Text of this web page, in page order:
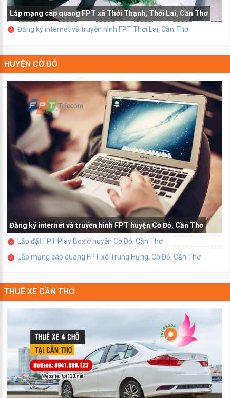
Lắp mạng cáp quang FPT xã Thới Thạnh, Thới Lai, Cần Thơ
Đăng ký internet và truyền hình FPT Thới Lai, Cần Thơ
HUYỆN CỜ ĐỎ
Đăng ký internet và truyền hình FPT huyện Cờ Đỏ, Cần Thơ
Lắp đặt FPT Play Box ở huyện Cờ Đỏ, Cần Thơ
Lắp mạng cáp quang FPT xã Trung Hưng, Cờ Đỏ, Cần Thơ
THUÊ XE CẦN THƠ